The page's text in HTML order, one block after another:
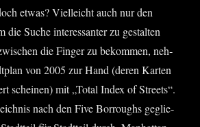
etwas? Viel­leicht auch nur den
die Suche inter­es­san­ter zu gestal­ten
die Fin­ger zu bekom­men, neh­
von 2005 zur Hand (deren Kar­ten
schei­nen) mit „Total Index of Streets“.
nach den Five Bor­roughs geglie­